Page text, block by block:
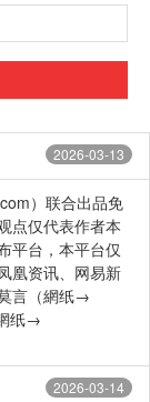
2026-03-13
）联合出品免
点仅代表作者本
平台，本平台仅
凰资讯、网易新
言（網纸→
纸→
2026-03-14